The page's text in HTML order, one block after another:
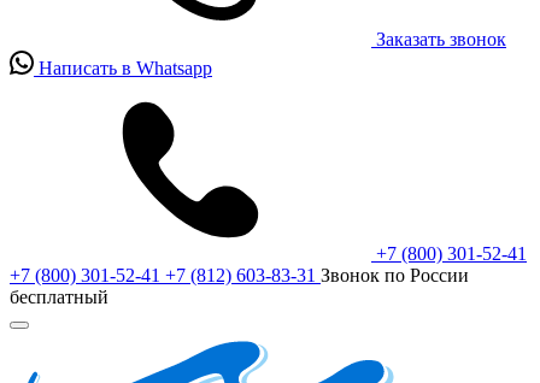
Заказать звонок
Написать в Whatsapp
+7 (800) 301-52-41
+7 (800) 301-52-41 +7 (812) 603-83-31 Звонок по России
бесплатный